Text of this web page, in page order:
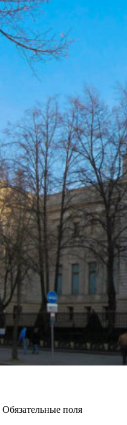
Обязательные поля